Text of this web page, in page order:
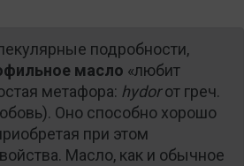
подробности,
масло «любит
метафора: hydorот греч.
Оно способно хорошо
при этом
Масло, как и обычное